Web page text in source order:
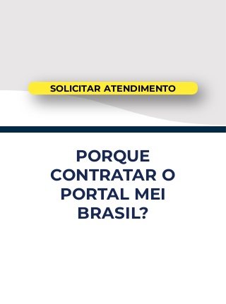
SOLICITAR ATENDIMENTO
PORQUE
CONTRATAR O
PORTAL MEI
BRASIL?